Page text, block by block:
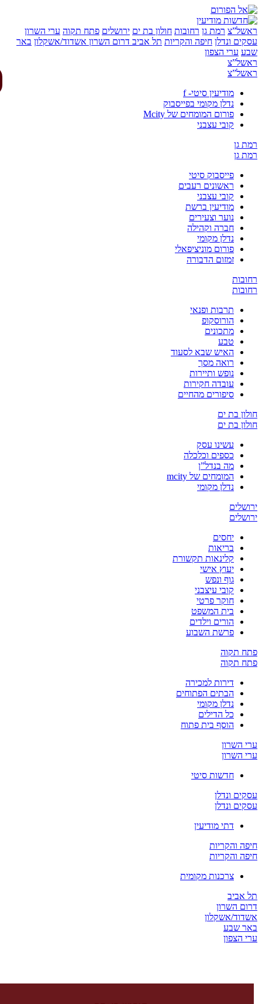
רמת גן רחובות חולון בת ים ירושלים פתח תקוה ערי השרון
ונדלן חיפה והקריות תל אביבדרום השרוןאשדוד/אשקלון באר
ערי הצפון
מודיעין סיטי- f
נדלן מקומי בפייסבוק
פורום המומחים של Mcity
קובי עצבני
גן
גן
פייסבוק סיטי
ראשונים רעבים
קובי עצבני
מודיעין ברשת
נוער וצעירים
חברה וקהילה
נדלן מקומי
פורום מוניציפאלי
זמזום הדבורה
תרבות ופנאי
הורוסקופ
מתכונים
טבע
האיש שבא לסעוד
רואה מסך
נופש ותיירות
עובדה חקירות
סיפורים מהחיים
בת ים
בת ים
עשינו עסק
כספים וכלכלה
מה בנדל”ן
המומחים של mcity
נדלן מקומי
יחסים
בריאות
קלינאות תקשורת
יעוץ אישי
גוף ונפש
קובי עיצבני
חוקר פרטי
בית המשפט
הורים וילדים
פרשת השבוע
תקוה
תקוה
דירות למכירה
הבתים הפתוחים
נדלן מקומי
כל הדילים
הוסף בית פתוח
השרון
השרון
חדשות סיטי
ונדלן
ונדלן
דתי מודיעין
והקריות
והקריות
צרכנות מקומית
אביב
השרון
אשקלון
שבע
הצפון